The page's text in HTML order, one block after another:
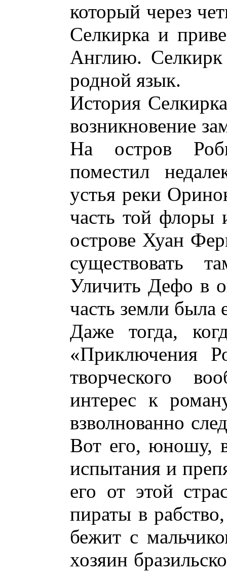
который через
Селкирка и
Англию.
родной язык.
История
возникновение
На остров
поместил
устья реки
часть той флоры
острове Хуан
существовать
Уличить Дефо в
часть земли была
Даже тогда,
«Приключения
творческого
интерес к
взволнованно
Вот его, юношу,
испытания и
его от этой
пираты в
бежит с
хозяин